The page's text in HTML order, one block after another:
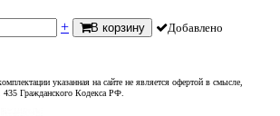
+ В корзину Добавлено
указанная на сайте не является офертой в смысле,
Гражданского Кодекса РФ.